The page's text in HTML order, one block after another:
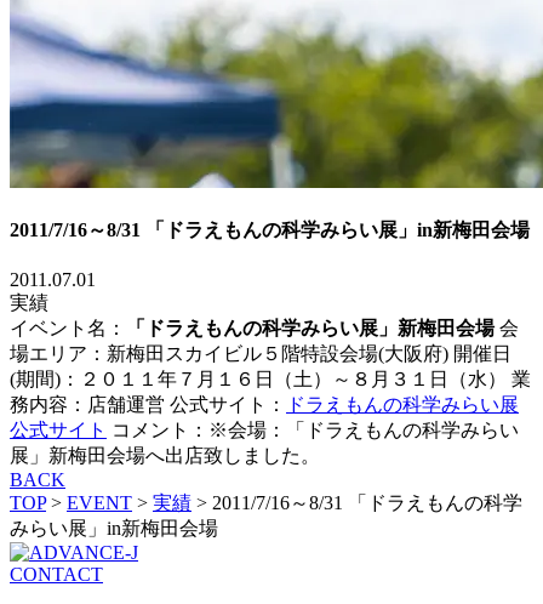
2011/7/16～8/31 「ドラえもんの科学みらい展」in新梅田会場
2011.07.01
実績
イベント名：
「ドラえもんの科学みらい展」新梅田会場会
場エリア：新梅田スカイビル５階特設会場(大阪府) 開催日
(期間)：２０１１年７月１６日（土）～８月３１日（水） 業
務内容：店舗運営 公式サイト：
ドラえもんの科学みらい展
公式サイト コメント：※会場：「ドラえもんの科学みらい
展」新梅田会場へ出店致しました。
BACK
TOP> EVENT > 実績 > 2011/7/16～8/31 「ドラえもんの科学
みらい展」in新梅田会場
CONTACT